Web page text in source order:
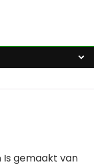
gemaakt van